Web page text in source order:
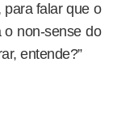
para falar que o
o non-sense do
entende?”